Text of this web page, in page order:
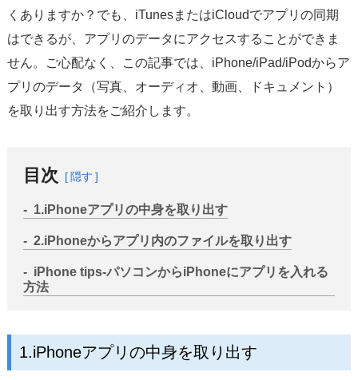
くありますか？でも、iTunesまたはiCloudでアプリの同期
はできるが、アプリのデータにアクセスすることができま
せん。ご心配なく、この記事では、iPhone/iPad/iPodからア
プリのデータ（写真、オーディオ、動画、ドキュメント）
を取り出す方法をご紹介します。
目次 隠す
1.iPhoneアプリの中身を取り出す
2.iPhoneからアプリ内のファイルを取り出す
iPhone tips-パソコンからiPhoneにアプリを入れる
方法
1.iPhoneアプリの中身を取り出す